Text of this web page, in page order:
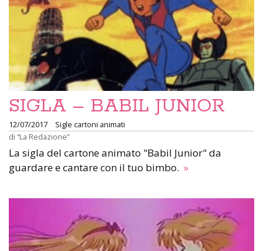
SIGLA – BABIL JUNIOR
12/07/2017
Sigle cartoni animati
di “La Redazione”
La sigla del cartone animato "Babil Junior" da
guardare e cantare con il tuo bimbo. »